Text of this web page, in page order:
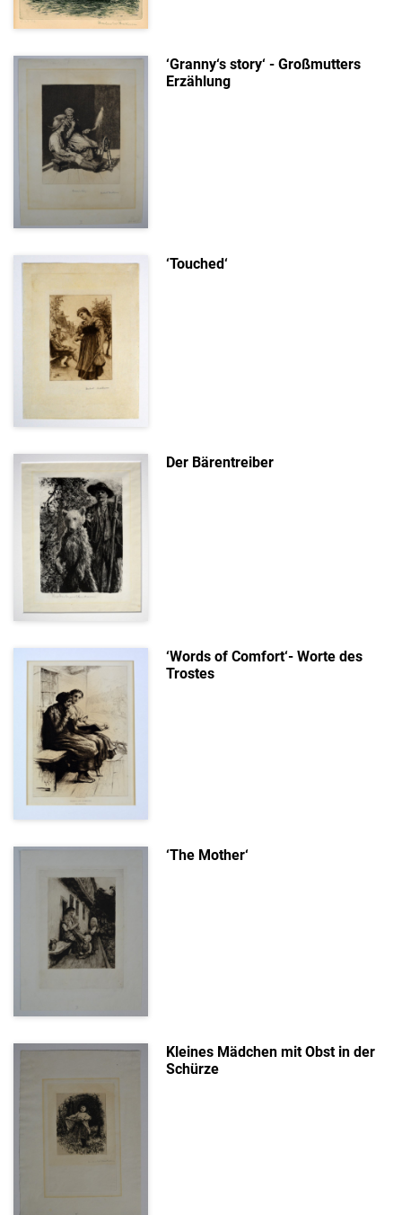
‘Granny‘s story‘ - Großmutters
Erzählung
‘Touched‘
Der Bärentreiber
‘Words of Comfort‘- Worte des
Trostes
‘The Mother‘
Kleines Mädchen mit Obst in der
Schürze